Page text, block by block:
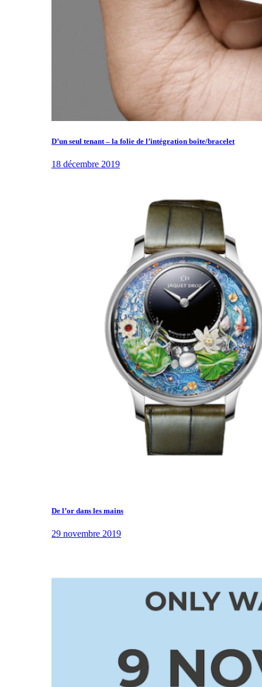
D’un seul tenant – la folie de l’intégration boîte/bracelet
18 décembre 2019
De l’or dans les mains
29 novembre 2019